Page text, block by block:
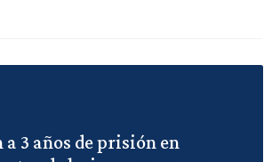
a 3 años de prisión en